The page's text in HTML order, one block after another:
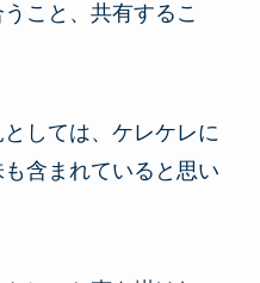
こと、共有するこ
しては、ケレケレに
含まれていると思い